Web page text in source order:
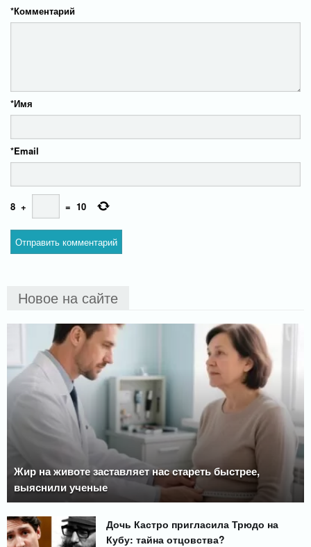
Комментарий
*
Имя
*
Email
*
8 + = 10
Новое на сайте
Жир на животе заставляет нас стареть быстрее,
выяснили ученые
Дочь Кастро пригласила Трюдо на
Кубу: тайна отцовства?